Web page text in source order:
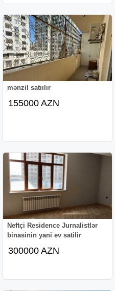
mənzil satıılır
155000 AZN
Neftçi Residence Jurnalistlər
binasinin yani ev satilir
300000 AZN